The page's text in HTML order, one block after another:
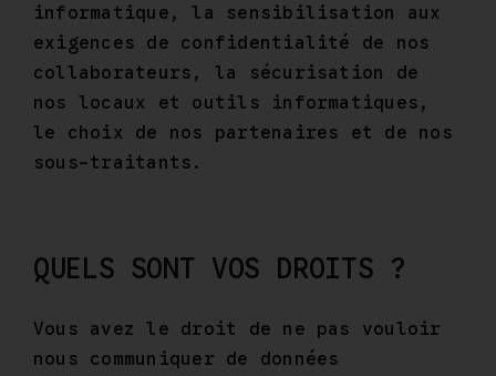
informatique, la sensibilisation aux
exigences de confidentialité de nos
collaborateurs, la sécurisation de
nos locaux et outils informatiques,
le choix de nos partenaires et de nos
sous-traitants.
QUELS SONT VOS DROITS ?
Vous avez le droit de ne pas vouloir
nous communiquer de données